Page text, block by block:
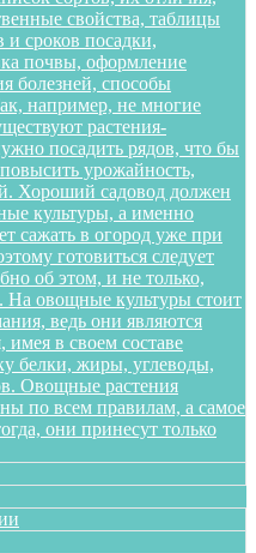
свойства, таблицы
и сроков посадки,
почвы, оформление
болезней, способы
например, не многие
растения-
посадить рядов, что бы
урожайность,
Хороший садовод должен
культуры, а именно
сажать в огород уже при
готовиться следует
об этом, и не только,
На овощные культуры стоит
ведь они являются
имея в своем составе
белки, жиры, углеводы,
Овощные растения
по всем правилам, а самое
они принесут только